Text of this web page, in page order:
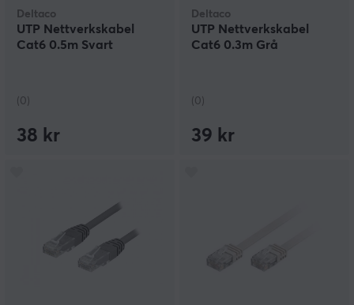
Deltaco
UTP Nettverkskabel
Cat6 0.5m Svart
(0)
38 kr
Deltaco
UTP Nettverkskabel
Cat6 0.3m Grå
(0)
39 kr